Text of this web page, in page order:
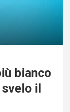
bianco
il